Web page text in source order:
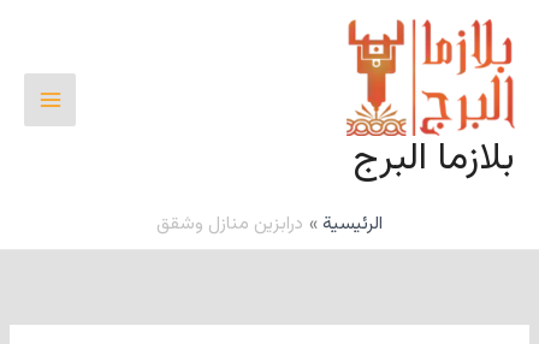
المحتوى
بلازما البرج
الرئيسية درابزين منازل وشقق